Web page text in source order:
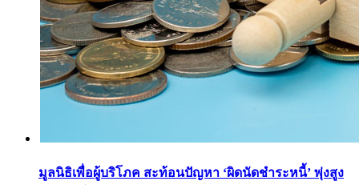
มูลนิธิเพื่อผู้บริโภค สะท้อนปัญหา ‘ผิดนัดชำระหนี้’ พุ่งสูง